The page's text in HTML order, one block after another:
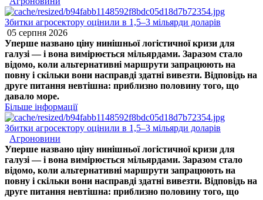
Збитки агросектору оцінили в 1,5–3 мільярди доларів
05 серпня 2026
Уперше названо ціну нинішньої логістичної кризи для
галузі — і вона вимірюється мільярдами. Заразом стало
відомо, коли альтернативні маршрути запрацюють на
повну і скільки вони насправді здатні вивезти. Відповідь на
друге питання невтішна: приблизно половину того, що
давало море.
Більше інформації
Збитки агросектору оцінили в 1,5–3 мільярди доларів
Агроновини
Уперше названо ціну нинішньої логістичної кризи для
галузі — і вона вимірюється мільярдами. Заразом стало
відомо, коли альтернативні маршрути запрацюють на
повну і скільки вони насправді здатні вивезти. Відповідь на
друге питання невтішна: приблизно половину того, що